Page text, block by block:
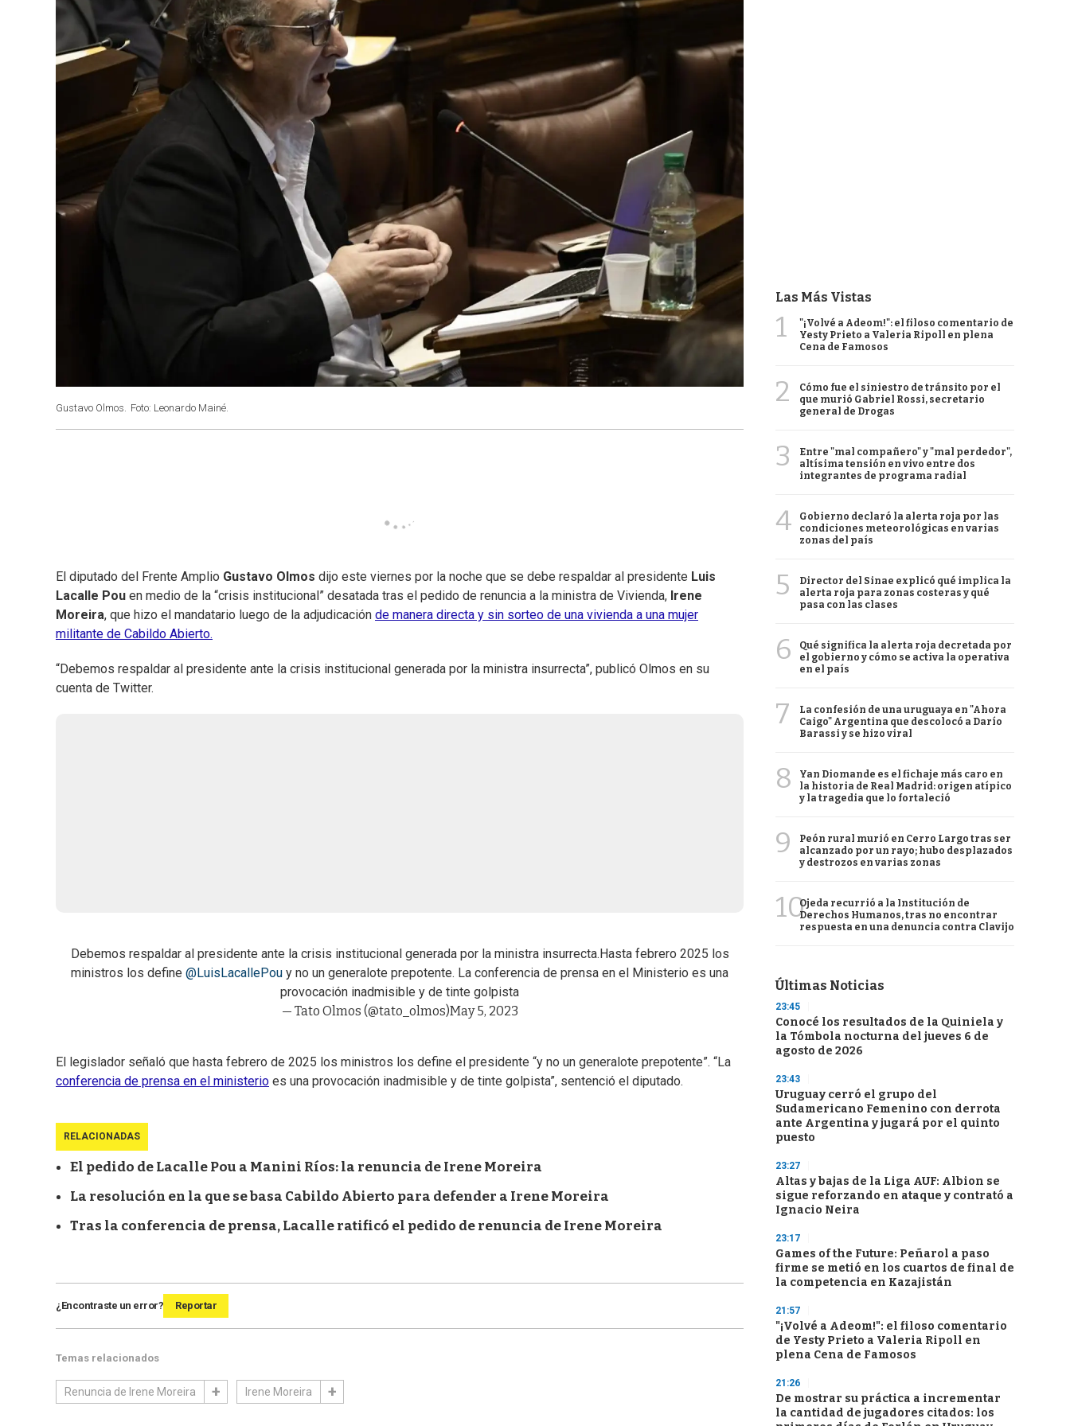
Gustavo Olmos. Foto: Leonardo Mainé.
El diputado del Frente Amplio Gustavo Olmos dijo este viernes por la noche que se debe respaldar al presidente Luis
Lacalle Pou en medio de la “crisis institucional” desatada tras el pedido de renuncia a la ministra de Vivienda, Irene
Moreira, que hizo el mandatario luego de la adjudicación de manera directa y sin sorteo de una vivienda a una mujer
militante de Cabildo Abierto.
“Debemos respaldar al presidente ante la crisis institucional generada por la ministra insurrecta”, publicó Olmos en su
cuenta de Twitter.
Debemos respaldar al presidente ante la crisis institucional generada por la ministra insurrecta.Hasta febrero 2025 los
ministros los define @LuisLacallePou y no un generalote prepotente. La conferencia de prensa en el Ministerio es una
provocación inadmisible y de tinte golpista
— Tato Olmos (@tato_olmos)May 5, 2023
El legislador señaló que hasta febrero de 2025 los ministros los define el presidente “y no un generalote prepotente”. “La
conferencia de prensa en el ministerio es una provocación inadmisible y de tinte golpista”, sentenció el diputado.
RELACIONADAS
El pedido de Lacalle Pou a Manini Ríos: la renuncia de Irene Moreira
La resolución en la que se basa Cabildo Abierto para defender a Irene Moreira
Tras la conferencia de prensa, Lacalle ratificó el pedido de renuncia de Irene Moreira
¿Encontraste un error? Reportar
Temas relacionados
Renuncia de Irene Moreira Irene Moreira
Las Más Vistas
1
"¡Volvé a Adeom!": el filoso comentario de
Yesty Prieto a Valeria Ripoll en plena
Cena de Famosos
2
Cómo fue el siniestro de tránsito por el
que murió Gabriel Rossi, secretario
general de Drogas
3
Entre "mal compañero" y "mal perdedor",
altísima tensión en vivo entre dos
integrantes de programa radial
4
Gobierno declaró la alerta roja por las
condiciones meteorológicas en varias
zonas del país
5
Director del Sinae explicó qué implica la
alerta roja para zonas costeras y qué
pasa con las clases
6
Qué significa la alerta roja decretada por
el gobierno y cómo se activa la operativa
en el país
7
La confesión de una uruguaya en "Ahora
Caigo" Argentina que descolocó a Darío
Barassi y se hizo viral
8
Yan Diomande es el fichaje más caro en
la historia de Real Madrid: origen atípico
y la tragedia que lo fortaleció
9
Peón rural murió en Cerro Largo tras ser
alcanzado por un rayo; hubo desplazados
y destrozos en varias zonas
10Ojeda recurrió a la Institución de
Derechos Humanos, tras no encontrar
respuesta en una denuncia contra Clavijo
Últimas Noticias
23:45
Conocé los resultados de la Quiniela y
la Tómbola nocturna del jueves 6 de
agosto de 2026
23:43
Uruguay cerró el grupo del
Sudamericano Femenino con derrota
ante Argentina y jugará por el quinto
puesto
23:27
Altas y bajas de la Liga AUF: Albion se
sigue reforzando en ataque y contrató a
Ignacio Neira
23:17
Games of the Future: Peñarol a paso
firme se metió en los cuartos de final de
la competencia en Kazajistán
21:57
"¡Volvé a Adeom!": el filoso comentario
de Yesty Prieto a Valeria Ripoll en
plena Cena de Famosos
21:26
De mostrar su práctica a incrementar
la cantidad de jugadores citados: los